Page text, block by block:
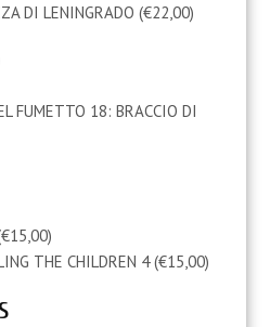
DI LENINGRADO (€22,00)
FUMETTO 18: BRACCIO DI
THE CHILDREN 4 (€15,00)